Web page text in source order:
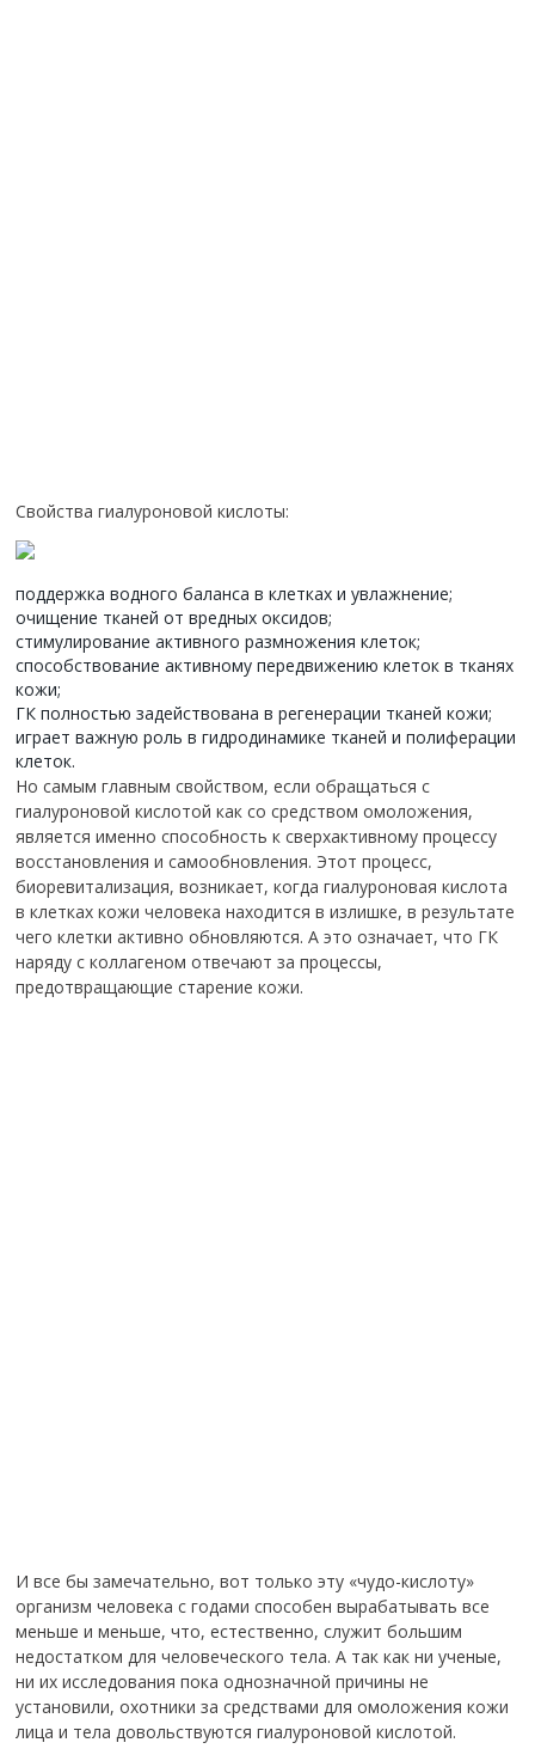
Свойства гиалуроновой кислоты:
поддержка водного баланса в клетках и увлажнение;
очищение тканей от вредных оксидов;
стимулирование активного размножения клеток;
способствование активному передвижению клеток в тканях
кожи;
ГК полностью задействована в регенерации тканей кожи;
играет важную роль в гидродинамике тканей и полиферации
клеток.
Но самым главным свойством, если обращаться с
гиалуроновой кислотой как со средством омоложения,
является именно способность к сверхактивному процессу
восстановления и самообновления. Этот процесс,
биоревитализация, возникает, когда гиалуроновая кислота
в клетках кожи человека находится в излишке, в результате
чего клетки активно обновляются. А это означает, что ГК
наряду с коллагеном отвечают за процессы,
предотвращающие старение кожи.
И все бы замечательно, вот только эту «чудо-кислоту»
организм человека с годами способен вырабатывать все
меньше и меньше, что, естественно, служит большим
недостатком для человеческого тела. А так как ни ученые,
ни их исследования пока однозначной причины не
установили, охотники за средствами для омоложения кожи
лица и тела довольствуются гиалуроновой кислотой.